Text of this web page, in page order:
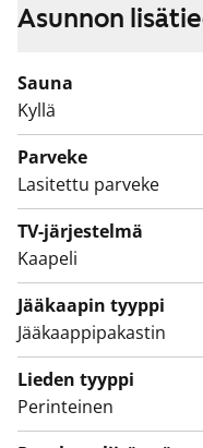
Olisiko tässä uusi
Asunnon
Sauna
Kyllä
Parveke
Lasitettu parveke
TV-järjestelmä
Kaapeli
Jääkaapin tyyppi
Jääkaappipakastin
Lieden tyyppi
Perinteinen